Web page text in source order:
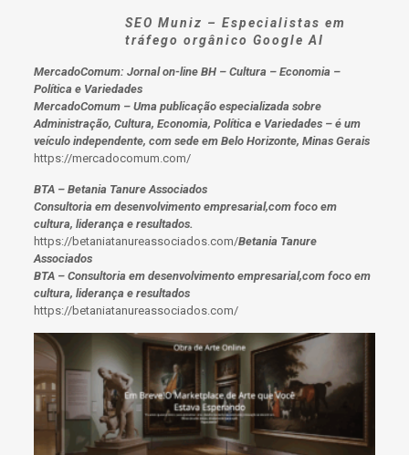
SEO Muniz – Especialistas em
tráfego orgânico Google AI
MercadoComum: Jornal on-line BH – Cultura – Economia –
Política e Variedades
MercadoComum – Uma publicação especializada sobre
Administração, Cultura, Economia, Política e Variedades – é um
veículo independente, com sede em Belo Horizonte, Minas Gerais
https://mercadocomum.com/
BTA – Betania Tanure Associados
Consultoria em desenvolvimento empresarial,com foco em
cultura, liderança e resultados.
https://betaniatanureassociados.com/Betania Tanure
Associados
BTA – Consultoria em desenvolvimento empresarial,com foco em
cultura, liderança e resultados
https://betaniatanureassociados.com/